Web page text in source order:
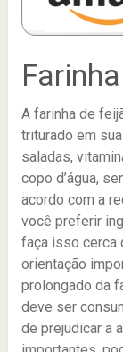
A farinha de
triturado em
saladas,
copo d’água,
acordo com a
você preferir
faça isso cerca
orientação
prolongado da
deve ser
de prejudicar a